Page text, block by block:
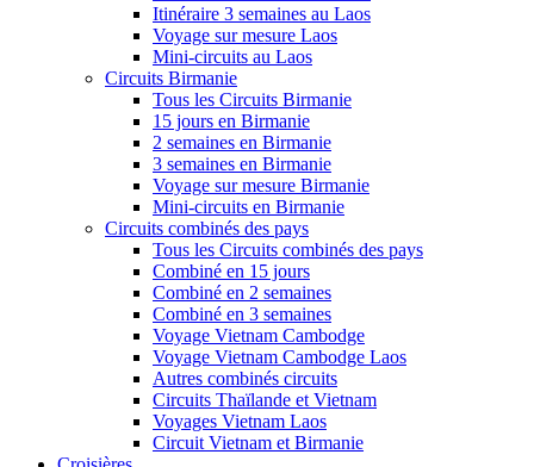
Itinéraire 3 semaines au Laos
Voyage sur mesure Laos
Mini-circuits au Laos
Circuits Birmanie
Tous les Circuits Birmanie
15 jours en Birmanie
2 semaines en Birmanie
3 semaines en Birmanie
Voyage sur mesure Birmanie
Mini-circuits en Birmanie
Circuits combinés des pays
Tous les Circuits combinés des pays
Combiné en 15 jours
Combiné en 2 semaines
Combiné en 3 semaines
Voyage Vietnam Cambodge
Voyage Vietnam Cambodge Laos
Autres combinés circuits
Circuits Thaïlande et Vietnam
Voyages Vietnam Laos
Circuit Vietnam et Birmanie